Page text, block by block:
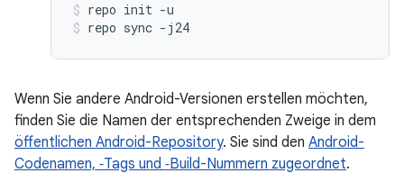
repo init -u
repo sync -j24
Wenn Sie andere Android-Versionen erstellen möchten,
finden Sie die Namen der entsprechenden Zweige in dem
öffentlichen Android-Repository. Sie sind den Android-
Codenamen, ‑Tags und ‑Build-Nummern zugeordnet.